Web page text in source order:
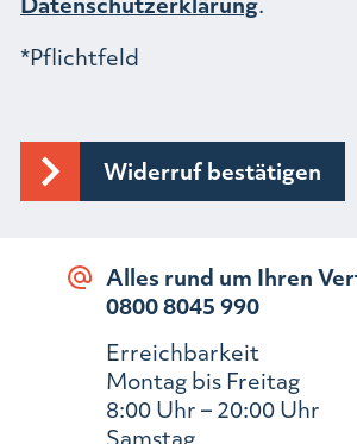
*Pflichtfeld
Alles rund um Ihren
0800 8045 990
Erreichbarkeit
Montag bis Freitag
8:00 Uhr – 20:00 Uhr
Samstag